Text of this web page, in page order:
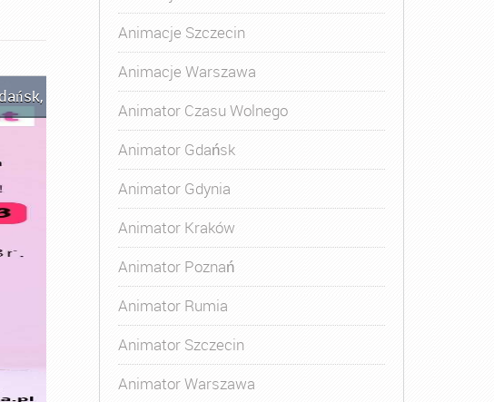
, Kurs Animatora Gdynia,Kurs Animatora Katowice
Animacje Szczecin
Animacje Warszawa
Animator Czasu Wolnego
Animator Gdańsk
Animator Gdynia
Animator Kraków
Animator Poznań
Animator Rumia
Animator Szczecin
Animator Warszawa